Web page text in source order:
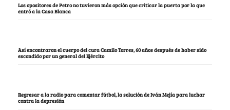
Los opositores de Petro no tuvieron más opción que criticar la puerta por la que
entró a la Casa Blanca
Así encontraron el cuerpo del cura Camilo Torres, 60 años después de haber sido
escondido por un general del Ejército
Regresar a la radio para comentar fútbol, la solución de Iván Mejía para luchar
contra la depresión